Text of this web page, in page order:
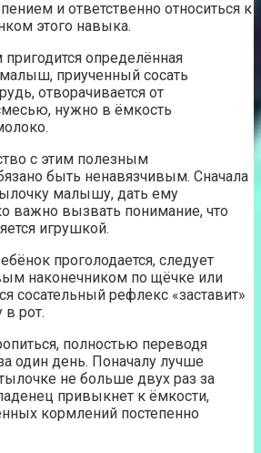
и ответственно относиться к
этого навыка.
определённая
малыш, приученный сосать
отворачивается от
нужно в ёмкость
с этим полезным
быть ненавязчивым. Сначала
малышу, дать ему
важно вызвать понимание, что
игрушкой.
проголодается, следует
наконечником по щёчке или
сосательный рефлекс «заставит»
рот.
полностью переводя
один день. Поначалу лучше
не больше двух раз за
привыкнет к ёмкости,
кормлений постепенно